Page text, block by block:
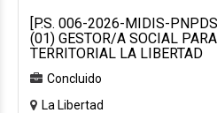
[P.S. 006-2026-MIDIS-
(01) GESTOR/A SOCIAL
TERRITORIAL LA LIBERTAD
Concluido
La Libertad